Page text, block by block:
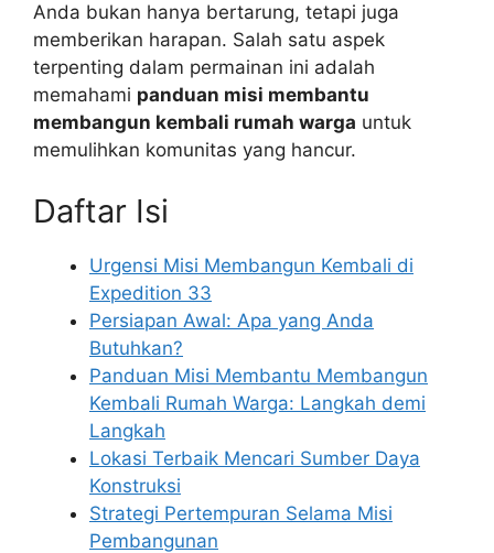
Anda bukan hanya bertarung, tetapi juga
memberikan harapan. Salah satu aspek
terpenting dalam permainan ini adalah
memahami panduan misi membantu
membangun kembali rumah warga untuk
memulihkan komunitas yang hancur.
Daftar Isi
Urgensi Misi Membangun Kembali di
Expedition 33
Persiapan Awal: Apa yang Anda
Butuhkan?
Panduan Misi Membantu Membangun
Kembali Rumah Warga: Langkah demi
Langkah
Lokasi Terbaik Mencari Sumber Daya
Konstruksi
Strategi Pertempuran Selama Misi
Pembangunan